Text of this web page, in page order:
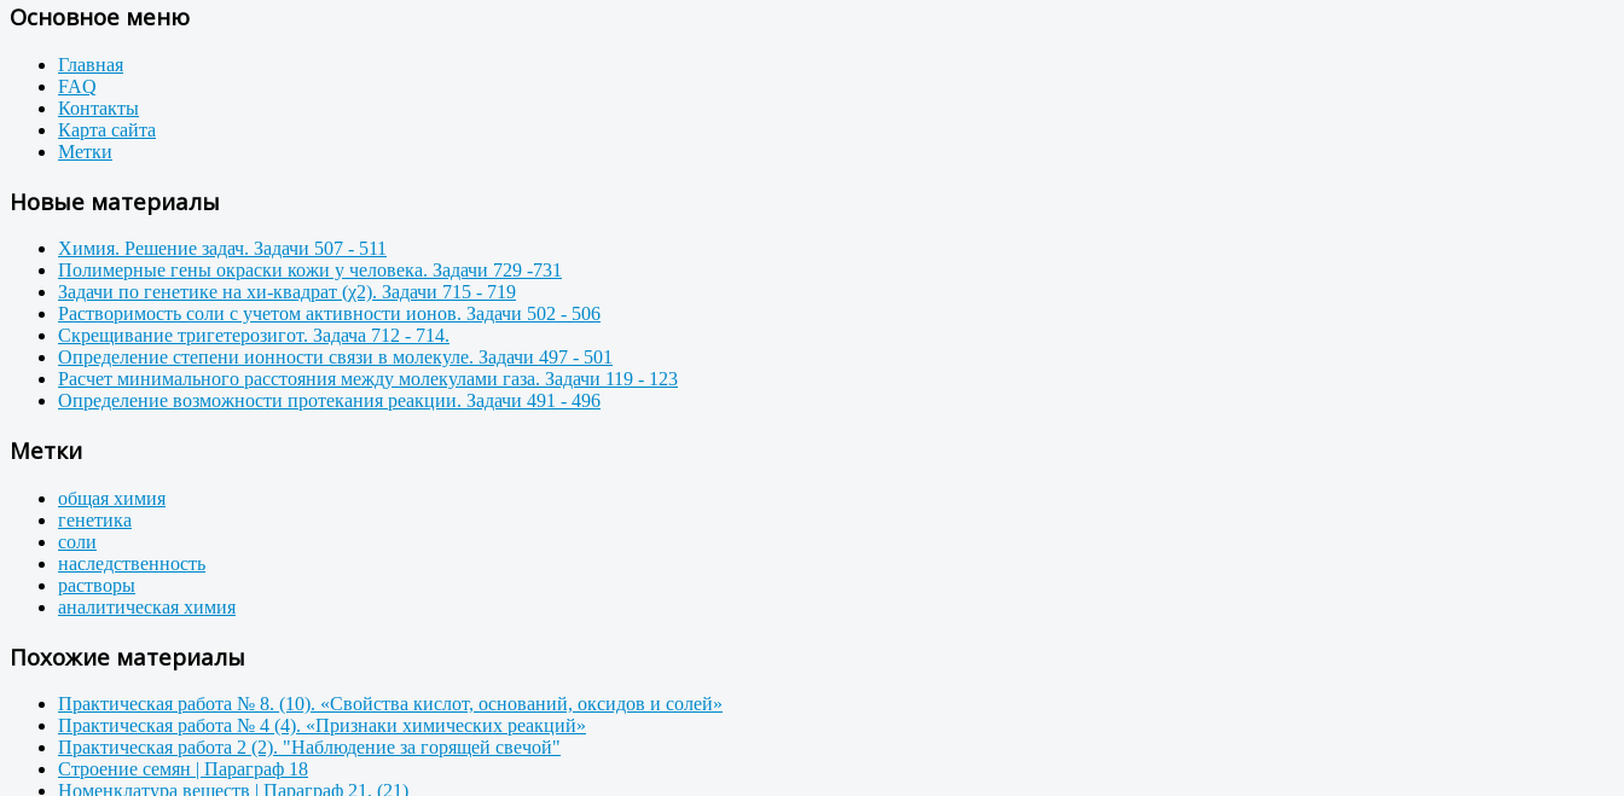
Основное меню
Главная
FAQ
Контакты
Карта сайта
Метки
Новые материалы
Химия. Решение задач. Задачи 507 - 511
Полимерные гены окраски кожи у человека. Задачи 729 -731
Задачи по генетике на хи-квадрат (χ2). Задачи 715 - 719
Растворимость соли с учетом активности ионов. Задачи 502 - 506
Скрещивание тригетерозигот. Задача 712 - 714.
Определение степени ионности связи в молекуле. Задачи 497 - 501
Расчет минимального расстояния между молекулами газа. Задачи 119 - 123
Определение возможности протекания реакции. Задачи 491 - 496
Метки
общая химия
генетика
соли
наследственность
растворы
аналитическая химия
Похожие материалы
Практическая работа № 8. (10). «Свойства кислот, оснований, оксидов и солей»
Практическая работа № 4 (4). «Признаки химических реакций»
Практическая работа 2 (2). "Наблюдение за горящей свечой"
Строение семян | Параграф 18
Номенклатура веществ | Параграф 21. (21)